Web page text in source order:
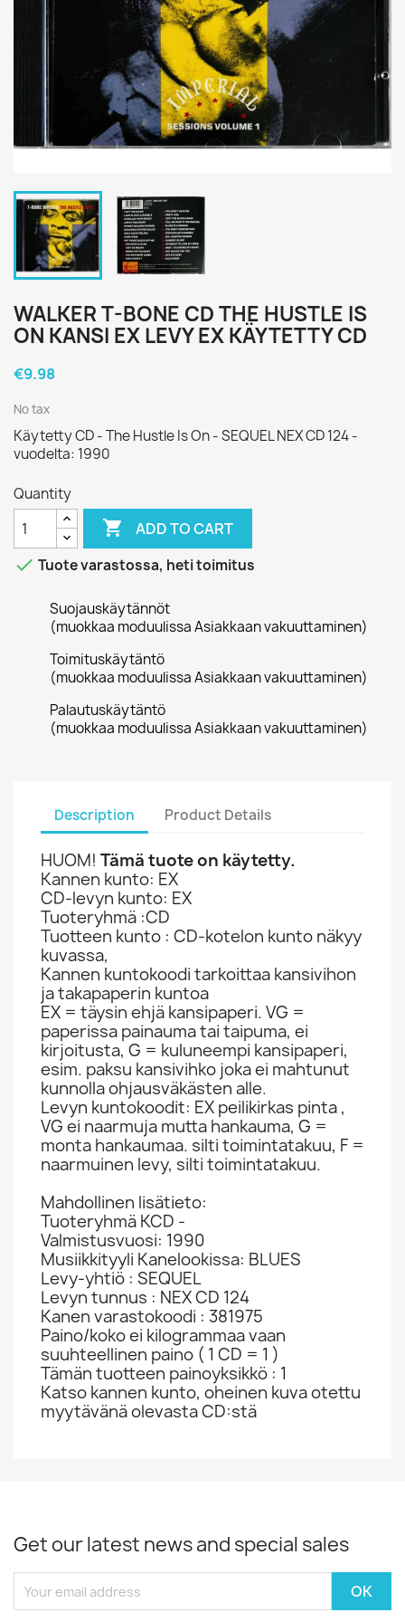
WALKER T-BONE CD THE HUSTLE IS
ON KANSI EX LEVY EX KÄYTETTY CD
€9.98
No tax
Käytetty CD - The Hustle Is On - SEQUEL NEX CD 124 -
vuodelta: 1990
Quantity
 ADD TO CART
 Tuote varastossa, heti toimitus
Suojauskäytännöt
(muokkaa moduulissa Asiakkaan vakuuttaminen)
Toimituskäytäntö
(muokkaa moduulissa Asiakkaan vakuuttaminen)
Palautuskäytäntö
(muokkaa moduulissa Asiakkaan vakuuttaminen)
Description Product Details
HUOM! Tämä tuote on käytetty.
Kannen kunto: EX
CD-levyn kunto: EX
Tuoteryhmä :CD
Tuotteen kunto : CD-kotelon kunto näkyy
kuvassa,
Kannen kuntokoodi tarkoittaa kansivihon
ja takapaperin kuntoa
EX = täysin ehjä kansipaperi. VG =
paperissa painauma tai taipuma, ei
kirjoitusta, G = kuluneempi kansipaperi,
esim. paksu kansivihko joka ei mahtunut
kunnolla ohjausväkästen alle.
Levyn kuntokoodit: EX peilikirkas pinta ,
VG ei naarmuja mutta hankauma, G =
monta hankaumaa. silti toimintatakuu, F =
naarmuinen levy, silti toimintatakuu.
Mahdollinen lisätieto:
Tuoteryhmä KCD -
Valmistusvuosi: 1990
Musiikkityyli Kanelookissa: BLUES
Levy-yhtiö : SEQUEL
Levyn tunnus : NEX CD 124
Kanen varastokoodi : 381975
Paino/koko ei kilogrammaa vaan
suuhteellinen paino ( 1 CD = 1 )
Tämän tuotteen painoyksikkö : 1
Katso kannen kunto, oheinen kuva otettu
myytävänä olevasta CD:stä
Get our latest news and special sales